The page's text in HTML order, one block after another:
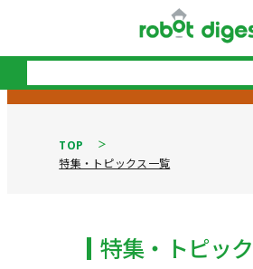
TOP
特集・トピックス一覧
特集・トピッ